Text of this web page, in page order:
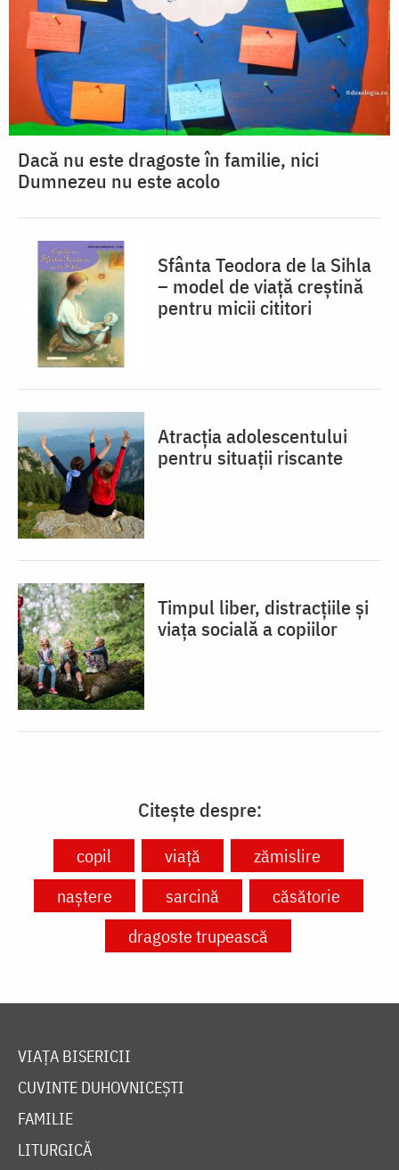
Dacă nu este dragoste în familie, nici
Dumnezeu nu este acolo
Sfânta Teodora de la Sihla
– model de viaţă creştină
pentru micii cititori
Atracția adolescentului
pentru situații riscante
Timpul liber, distracțiile și
viața socială a copiilor
Citește despre:
copil viață
zămislire
naștere
sarcină
căsătorie
dragoste trupească
VIAȚA BISERICII
CUVINTE DUHOVNICEȘTI
FAMILIE
LITURGICĂ